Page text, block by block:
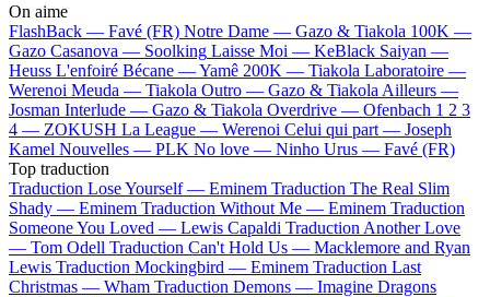
On aime
FlashBack — Favé (FR) Notre Dame — Gazo & Tiakola 100K —
Gazo Casanova — Soolking Laisse Moi — KeBlack Saiyan —
Heuss L'enfoiré Bécane —Yamê 200K — Tiakola Laboratoire —
Werenoi Meuda — Tiakola Outro — Gazo & Tiakola Ailleurs —
Josman Interlude — Gazo & Tiakola Overdrive — Ofenbach 1 2 3
4 — ZOKUSH La League — Werenoi Celui qui part — Joseph
Kamel Nouvelles — PLK No love — Ninho Urus — Favé (FR)
Top traduction
Traduction Lose Yourself — Eminem Traduction The Real Slim
Shady — Eminem Traduction Without Me — Eminem Traduction
Someone You Loved — Lewis Capaldi Traduction Another Love
— Tom Odell Traduction Can't Hold Us — Macklemore and Ryan
Lewis Traduction Mockingbird — Eminem Traduction Last
Christmas — Wham Traduction Demons — Imagine Dragons